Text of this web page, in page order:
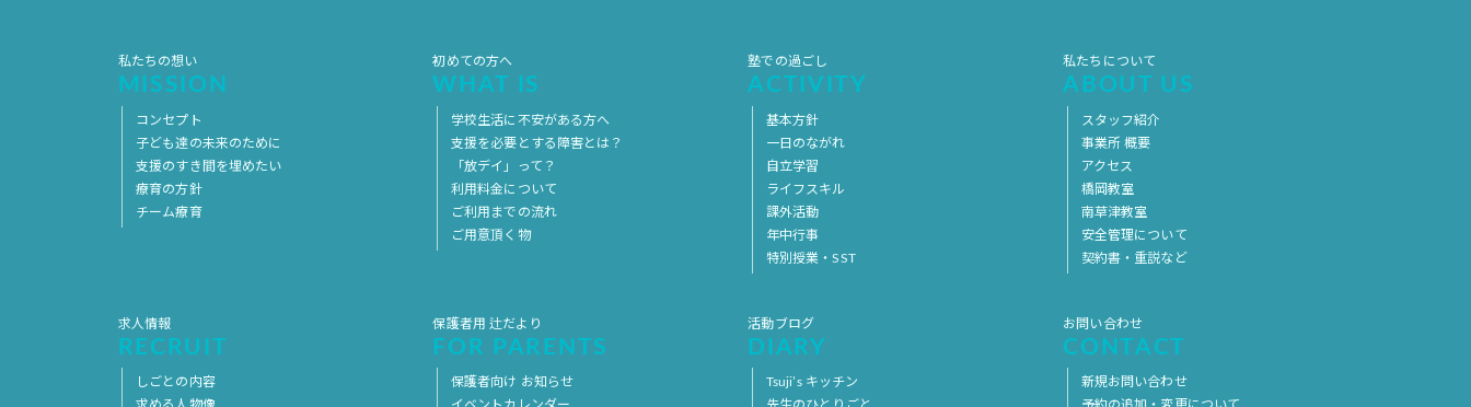
2019年1月
2018年11月
2018年9月
2018年7月
2018年5月
2018年3月
2017年11月
2017年9月
2017年7月 2017年6月
私たちの想い
MISSION
コンセプト
子ども達の未来のために
支援のすき間を埋めたい
療育の方針
チーム療育
初めての方へ
WHAT IS
学校生活に不安がある方へ
支援を必要とする障害とは？
「放デイ」って？
利用料金について
ご利用までの流れ
ご用意頂く物
塾での過ごし
ACTIVITY
基本方針
一日のながれ
自立学習
ライフスキル
課外活動
年中行事
特別授業・SST
私たちについて
ABOUT US
スタッフ紹介
事業所 概要
アクセス
橋岡教室
南草津教室
安全管理について
契約書・重説など
求人情報
RECRUIT
しごとの内容
保護者用 辻だより
FOR PARENTS
保護者向け お知らせ
活動ブログ
DIARY
Tsuji’s キッチン
お問い合わせ
CONTACT
新規お問い合わせ